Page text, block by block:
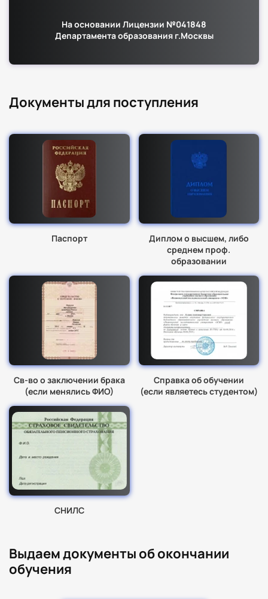
На основании Лицензии №041848
Департамента образования г.Москвы
Документы для поступления
Паспорт
Диплом о высшем, либо
среднем проф.
образовании
Св-во о заключении брака
(если менялись ФИО)
Справка об обучении
(если являетесь студентом)
СНИЛС
Выдаем документы об окончании
обучения